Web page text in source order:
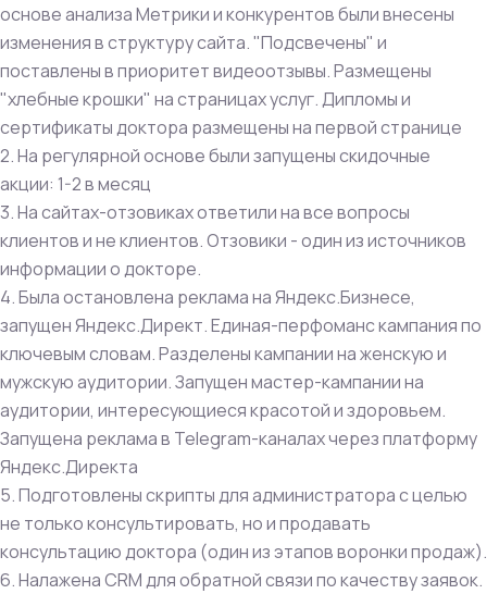
основе анализа Метрики и конкурентов были внесены
изменения в структуру сайта. "Подсвечены" и
поставлены в приоритет видеоотзывы. Размещены
"хлебные крошки" на страницах услуг. Дипломы и
сертификаты доктора размещены на первой странице
2. На регулярной основе были запущены скидочные
акции: 1-2 в месяц
3. На сайтах-отзовиках ответили на все вопросы
клиентов и не клиентов. Отзовики - один из источников
информации о докторе.
4. Была остановлена реклама на Яндекс.Бизнесе,
запущен Яндекс.Директ. Единая-перфоманс кампания по
ключевым словам. Разделены кампании на женскую и
мужскую аудитории. Запущен мастер-кампании на
аудитории, интересующиеся красотой и здоровьем.
Запущена реклама в Telegram-каналах через платформу
Яндекс.Директа
5. Подготовлены скрипты для администратора с целью
не только консультировать, но и продавать
консультацию доктора (один из этапов воронки продаж).
6. Налажена CRM для обратной связи по качеству заявок.